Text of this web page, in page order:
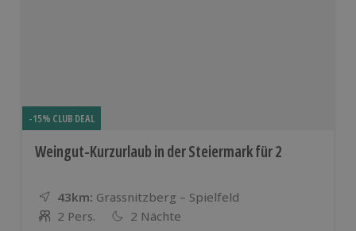
-15% CLUB DEAL
Weingut-Kurzurlaub in der Steiermark für 2
43km: Entfernung
Standort
Grassnitzberg – Spielfeld
Anzahl der Teilnehmer
2 Pers. 2 Nächte